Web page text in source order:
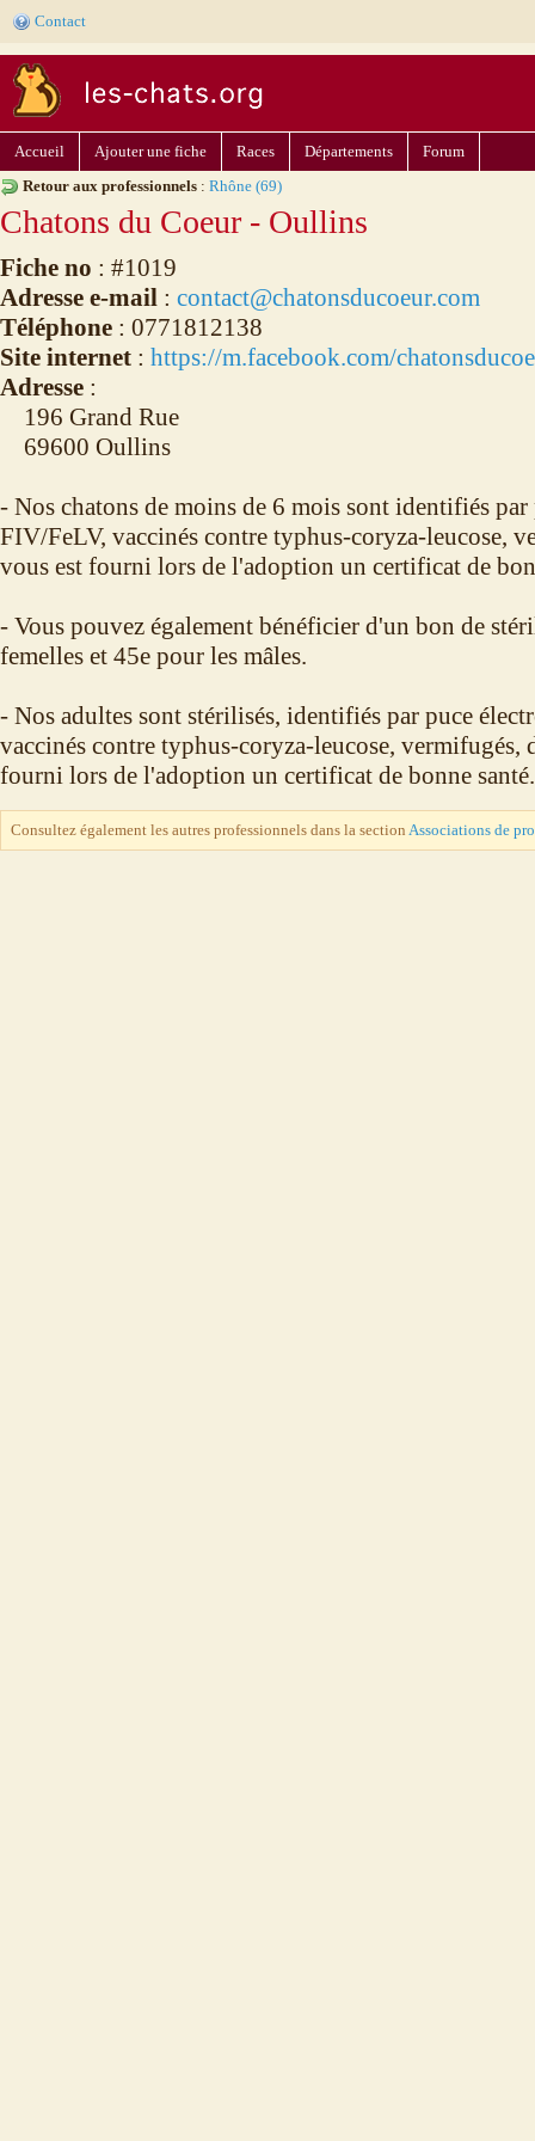
Contact
Accueil Ajouter une fiche Races Départements
Forum
Retour aux professionnels : Rhône (69)
Chatons du Coeur - Oullins
Fiche no : #1019
Adresse e-mail : contact@chatonsducoeur.com
Téléphone : 0771812138
Site internet : https://m.facebook.com/
Adresse :
196 Grand Rue
69600 Oullins
- Nos chatons de moins de 6 mois sont identifiés par
FIV/FeLV, vaccinés contre typhus-coryza-leucose,
vous est fourni lors de l'adoption un certificat de
- Vous pouvez également bénéficier d'un bon de
femelles et 45e pour les mâles.
- Nos adultes sont stérilisés, identifiés par puce
vaccinés contre typhus-coryza-leucose, vermifugés,
fourni lors de l'adoption un certificat de bonne santé.
Consultez également les autres professionnels dans la section Associations de